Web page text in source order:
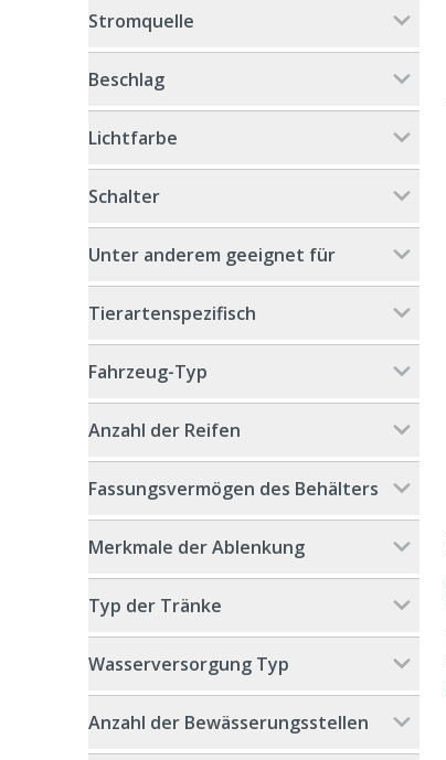
Stromquelle
Beschlag
Lichtfarbe
Schalter
Unter anderem geeignet für
Tierartenspezifisch
Fahrzeug-Typ
Anzahl der Reifen
Fassungsvermögen des Behälters
Merkmale der Ablenkung
Typ der Tränke
Wasserversorgung Typ
Anzahl der Bewässerungsstellen